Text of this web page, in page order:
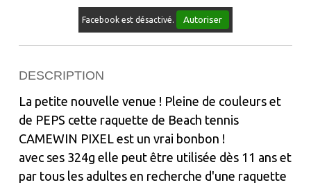
Facebook est désactivé. Autoriser
DESCRIPTION
La petite nouvelle venue ! Pleine de couleurs et
de PEPS cette raquette de Beach tennis
CAMEWIN PIXEL est un vrai bonbon !
avec ses 324g elle peut être utilisée dès 11 ans et
par tous les adultes en recherche d'une raquette